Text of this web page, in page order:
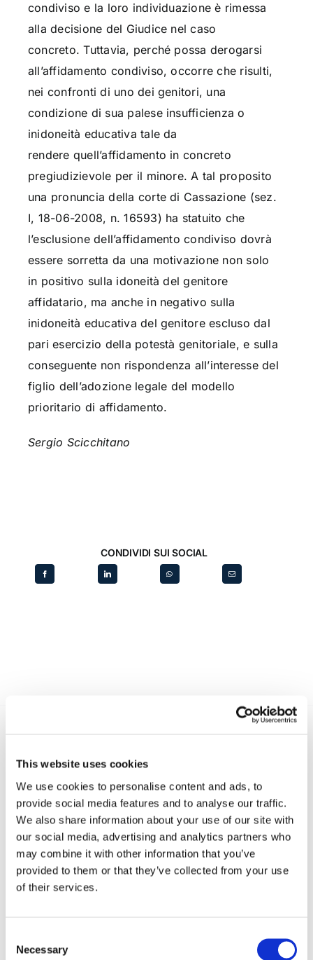
This website uses cookies
We use cookies to personalise content and ads, to
provide social media features and to analyse our traffic.
We also share information about your use of our site with
our social media, advertising and analytics partners who
may combine it with other information that you’ve
provided to them or that they’ve collected from your use
of their services.
Selection
Necessary
condiviso e la loro individuazione è rimessa
alla decisione del Giudice nel caso
concreto. Tuttavia, perché possa derogarsi
all’affidamento condiviso, occorre che risulti,
nei confronti di uno dei genitori, una
condizione di sua palese insufficienza o
inidoneità educativa tale da
rendere quell’affidamento in concreto
pregiudizievole per il minore. A tal proposito
una pronuncia della corte di Cassazione (sez.
I, 18-06-2008, n. 16593) ha statuito che
l’esclusione dell’affidamento condiviso dovrà
essere sorretta da una motivazione non solo
in positivo sulla idoneità del genitore
affidatario, ma anche in negativo sulla
inidoneità educativa del genitore escluso dal
pari esercizio della potestà genitoriale, e sulla
conseguente non rispondenza all’interesse del
figlio dell’adozione legale del modello
prioritario di affidamento.
Sergio Scicchitano
CONDIVIDI SUI SOCIAL
Recent posts.
24 Luglio 2026
Diritto civile, Michela Colitta, Sentenze Cassazione
Roberto De Gaetano